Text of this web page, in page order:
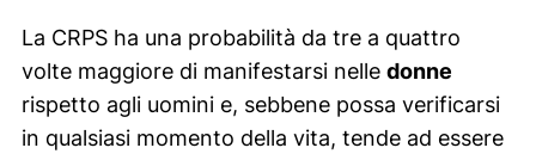
La CRPS ha una probabilità da tre a quattro
volte maggiore di manifestarsi nelle donne
rispetto agli uomini e, sebbene possa verificarsi
in qualsiasi momento della vita, tende ad essere